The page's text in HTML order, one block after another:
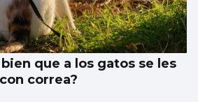
bien que a los gatos se les
correa?